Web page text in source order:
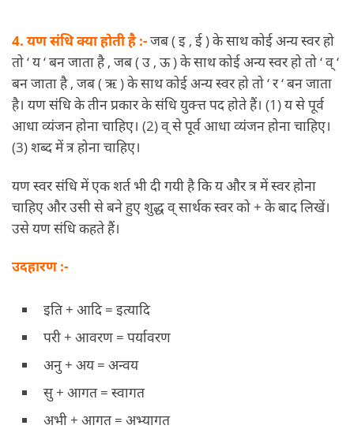
4. यण संधि क्या होती है :-जब ( इ , ई ) के साथ कोई अन्य स्वर हो
तो ‘ य ‘ बन जाता है , जब ( उ , ऊ ) के साथ कोई अन्य स्वर हो तो ‘ व् ‘
बन जाता है , जब ( ऋ ) के साथ कोई अन्य स्वर हो तो ‘ र ‘ बन जाता
है। यण संधि के तीन प्रकार के संधि युक्त्त पद होते हैं। (1) य से पूर्व
आधा व्यंजन होना चाहिए। (2) व् से पूर्व आधा व्यंजन होना चाहिए।
(3) शब्द में त्र होना चाहिए।
यण स्वर संधि में एक शर्त भी दी गयी है कि य और त्र में स्वर होना
चाहिए और उसी से बने हुए शुद्ध व् सार्थक स्वर को + के बाद लिखें।
उसे यण संधि कहते हैं।
उदहारण :-
इति + आदि = इत्यादि
परी + आवरण = पर्यावरण
अनु + अय = अन्वय
सु + आगत = स्वागत
अभी + आगत = अभ्यागत